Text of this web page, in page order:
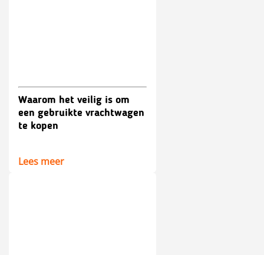
Waarom het veilig is om
een gebruikte vrachtwagen
te kopen
Lees meer